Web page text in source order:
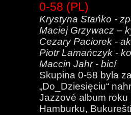
0-58 (PL)
Krystyna Stańko -
Maciej Grzywacz –
Cezary Paciorek -
Piotr Lamańczyk -
Maccin Jahr - bicí
Skupina 0-58 byla
„Do_Dziesięciu“
Jazzové album
Hamburku,